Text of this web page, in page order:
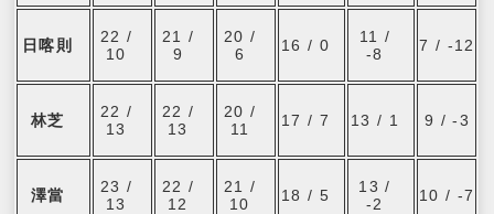
日喀則
22 /
10
21 /
9
20 /
6
16 / 0
11 /
-8
7 / -12
林芝
22 /
13
22 /
13
20 /
11
17 / 7 13 / 1 9 / -3
澤當
23 /
13
22 /
12
21 /
10
18 / 5
13 /
-2
10 / -7